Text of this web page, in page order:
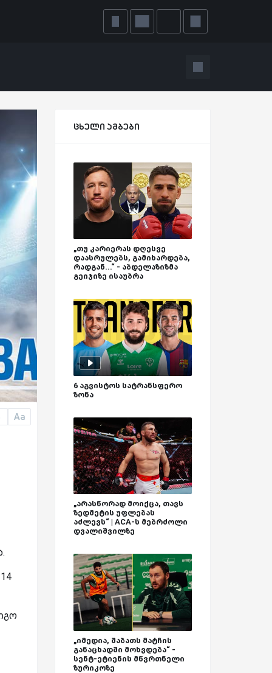
Aa
ცხელი ამბები
„თუ კარიერას დღესვე
დაასრულებს, გამიხარდება,
რადგან...“ - აბდელაზიზმა
გეიჯიზე ისაუბრა
6 აგვისტოს სატრანსფერო
ზონა
„არასწორად მოიქცა, თავს
ზედმეტის უფლებას
აძლევს“ | ACA-ს მებრძოლი
დვალიშვილზე
„იმედია, შაბათს მატჩის
განაცხადში მოხვდება“ -
სენტ-ეტიენის მწვრთნელი
ზურიკოზე